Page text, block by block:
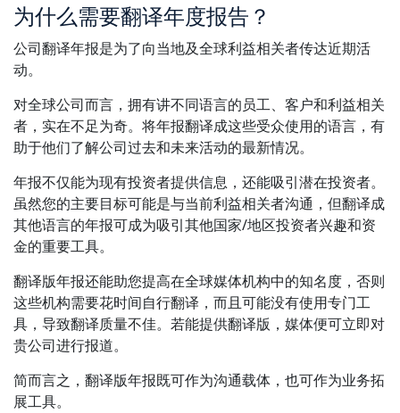
公共机构
国防与安全
所有行业
为什么需要翻译年度报告？
公司翻译年报是为了向当地及全球利益相关者传达近期活
动。
对全球公司而言，拥有讲不同语言的员工、客户和利益相关
者，实在不足为奇。将年报翻译成这些受众使用的语言，有
助于他们了解公司过去和未来活动的最新情况。
年报不仅能为现有投资者提供信息，还能吸引潜在投资者。
虽然您的主要目标可能是与当前利益相关者沟通，但翻译成
其他语言的年报可成为吸引其他国家/地区投资者兴趣和资
金的重要工具。
翻译版年报还能助您提高在全球媒体机构中的知名度，否则
这些机构需要花时间自行翻译，而且可能没有使用专门工
具，导致翻译质量不佳。若能提供翻译版，媒体便可立即对
贵公司进行报道。
简而言之，翻译版年报既可作为沟通载体，也可作为业务拓
展工具。